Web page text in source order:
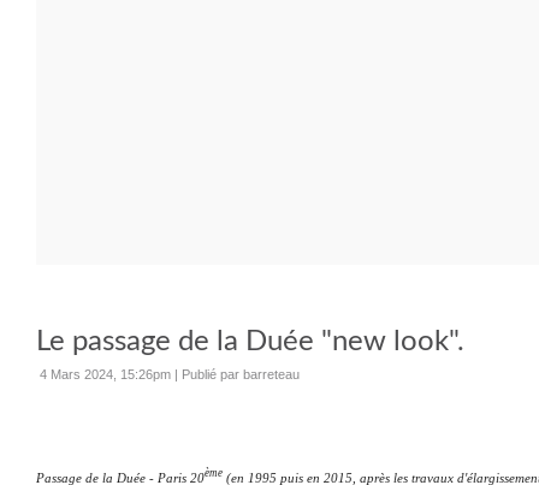
Le passage de la Duée "new look".
4 Mars 2024, 15:26pm | Publié par barreteau
Passage de la Duée - Paris 20ème (en 1995 puis en 2015, après les travaux